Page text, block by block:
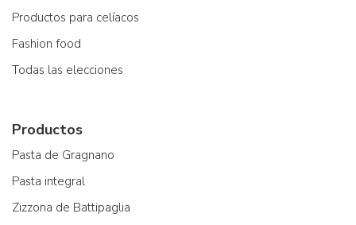
Productos para celíacos
Fashion food
Todas las elecciones
Productos
Pasta de Gragnano
Pasta integral
Zizzona de Battipaglia